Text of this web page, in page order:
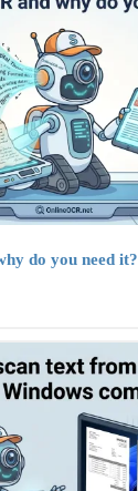
do you need it?